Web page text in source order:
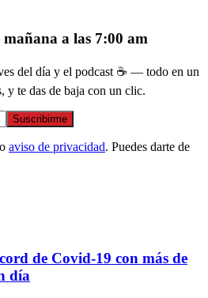
a las 7:00 am
del día y el podcast ☕ — todo en un
y te das de baja con un clic.
Suscribirme
aviso de privacidad. Puedes darte de
de Covid-19 con más de
día